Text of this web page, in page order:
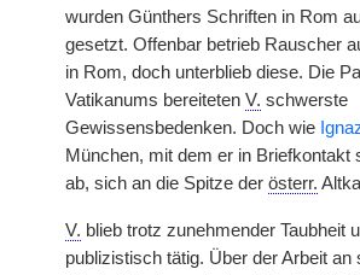
wurden Günthers Schriften in Rom
gesetzt. Offenbar betrieb Rauscher
in Rom, doch unterblieb diese. Die
Vatikanums bereiteten V. schwerste
Gewissensbedenken. Doch wie
München, mit dem er in Briefkontakt
ab, sich an die Spitze der österr.
V. blieb trotz zunehmender Taubheit
publizistisch tätig. Über der Arbeit an